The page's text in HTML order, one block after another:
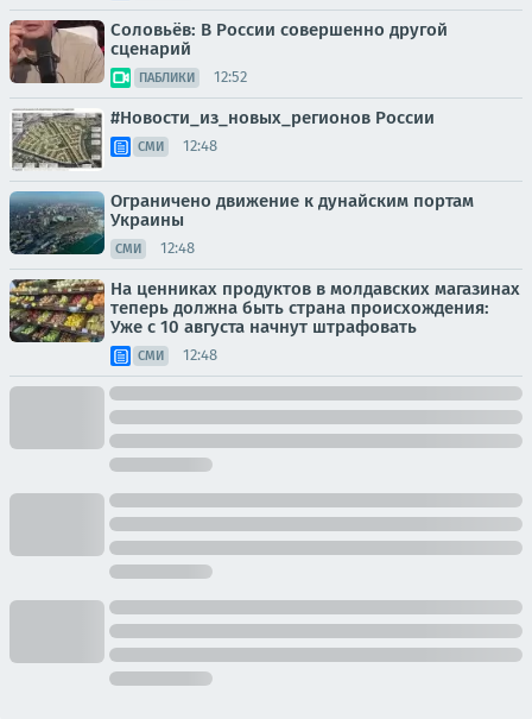
Соловьёв: В России совершенно другой
сценарий
ПАБЛИКИ 12:52
#Новости_из_новых_регионов России
СМИ 12:48
Ограничено движение к дунайским портам
Украины
СМИ 12:48
На ценниках продуктов в молдавских магазинах
теперь должна быть страна происхождения:
Уже с 10 августа начнут штрафовать
СМИ 12:48